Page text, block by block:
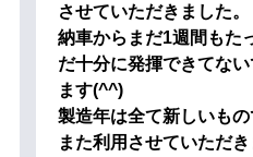
させていただきました。
納車からまだ1週間もた
だ十分に発揮できてな
ます(^^)
製造年は全て新しいもの
また利用させていただ